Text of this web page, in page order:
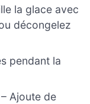
la glace avec
décongelez
pendant la
– Ajoute de